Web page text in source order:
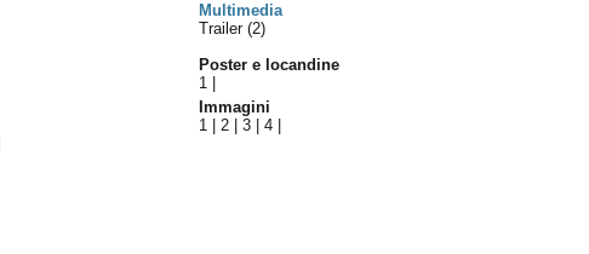
Multimedia
Trailer (2)
Poster e locandine
1
Immagini
1 |2 |3 |4